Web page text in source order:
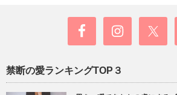
禁断の愛ランキングTOP３